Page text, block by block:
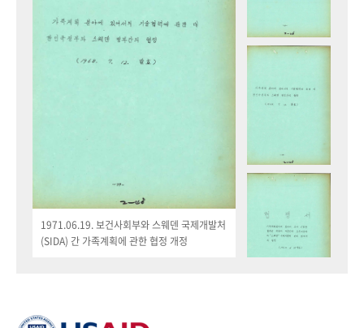
1971.06.19. 보건사회부와 스웨덴 국제개발처
(SIDA) 간 가족계획에 관한 협정 개정